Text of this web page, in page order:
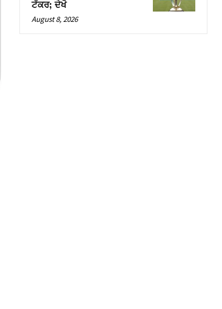
ਟੱਕਰ; ਦੇਖੋ
August 8, 2026